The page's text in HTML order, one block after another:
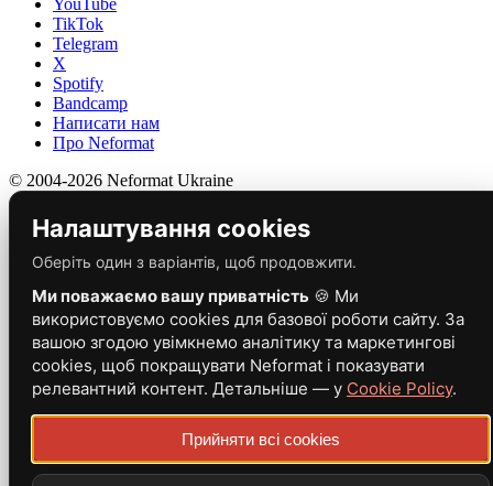
YouTube
TikTok
Telegram
X
Spotify
Bandcamp
Написати нам
Про Neformat
© 2004-2026 Neformat Ukraine
Налаштування cookies
Оберіть один з варіантів, щоб продовжити.
Ми поважаємо вашу приватність 🍪 Ми
використовуємо cookies для базової роботи сайту. За
вашою згодою увімкнемо аналітику та маркетингові
cookies, щоб покращувати Neformat і показувати
релевантний контент. Детальніше — у Cookie Policy.
Прийняти всі cookies